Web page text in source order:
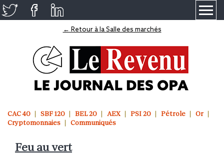
← Retour à la Salle des marchés
CAC 40 SBF 120 BEL 20 AEX PSI 20 Pétrole
Or
Cryptomonnaies
Communiqués
Feu au vert